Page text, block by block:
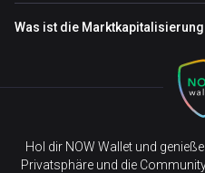
Was ist die Marktkapitalisierung
Hol dir NOW Wallet und
Privatsphäre und die